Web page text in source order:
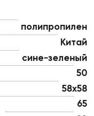
полипропилен
Китай
сине-зеленый
50
58x58
65